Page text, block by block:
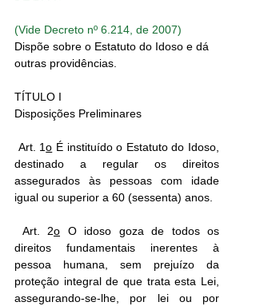
(Vide Decreto nº 6.214, de 2007)
Dispõe sobre o Estatuto do Idoso e dá
outras providências.
TÍTULO I
Disposições Preliminares
Art. 1o É instituído o Estatuto do Idoso,
destinado a regular os direitos
assegurados às pessoas com idade
igual ou superior a 60 (sessenta) anos.
Art. 2o O idoso goza de todos os
direitos fundamentais inerentes à
pessoa humana, sem prejuízo da
proteção integral de que trata esta Lei,
assegurando-se-lhe, por lei ou por